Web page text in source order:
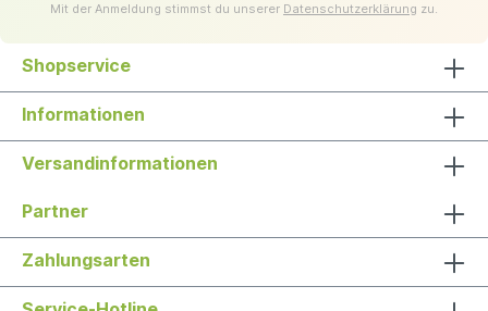
Mit der Anmeldung stimmst du unserer Datenschutzerklärung zu.
Shopservice
Informationen
Versandinformationen
Partner
Zahlungsarten